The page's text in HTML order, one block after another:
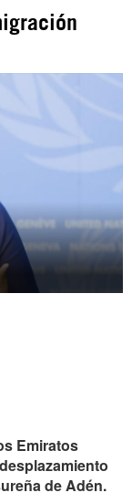
Emiratos
de Adén.